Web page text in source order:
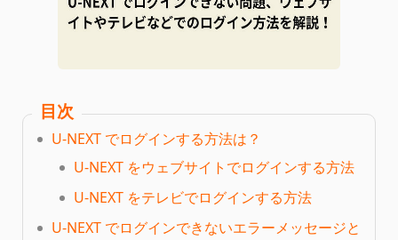
目次
U-NEXT でログインする方法は？
U-NEXT をウェブサイトでログインする方法
U-NEXT をテレビでログインする方法
U-NEXT でログインできないエラーメッセージと